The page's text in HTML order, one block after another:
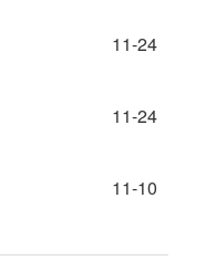
11-24
11-24
11-10